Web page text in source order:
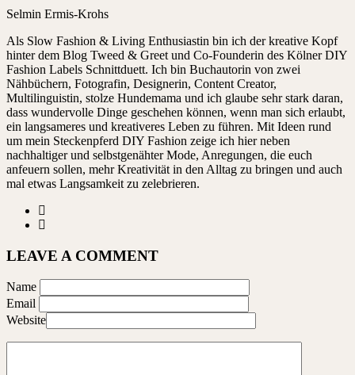
Selmin Ermis-Krohs
Als Slow Fashion & Living Enthusiastin bin ich der kreative Kopf
hinter dem Blog Tweed & Greet und Co-Founderin des Kölner DIY
Fashion Labels Schnittduett. Ich bin Buchautorin von zwei
Nähbüchern, Fotografin, Designerin, Content Creator,
Multilinguistin, stolze Hundemama und ich glaube sehr stark daran,
dass wundervolle Dinge geschehen können, wenn man sich erlaubt,
ein langsameres und kreativeres Leben zu führen. Mit Ideen rund
um mein Steckenpferd DIY Fashion zeige ich hier neben
nachhaltiger und selbstgenähter Mode, Anregungen, die euch
anfeuern sollen, mehr Kreativität in den Alltag zu bringen und auch
mal etwas Langsamkeit zu zelebrieren.
LEAVE A COMMENT
Name
Email
Website